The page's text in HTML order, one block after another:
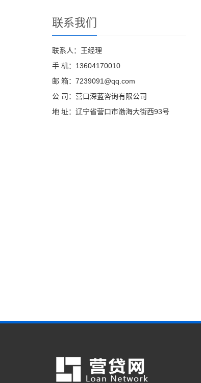
联系我们
联系人：王经理
手 机：13604170010
邮 箱：7239091@qq.com
公 司：营口深蓝咨询有限公司
地 址：辽宁省营口市渤海大街西93号